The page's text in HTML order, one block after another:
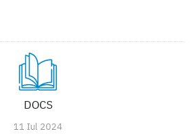
DOCS
11 Iul 2024